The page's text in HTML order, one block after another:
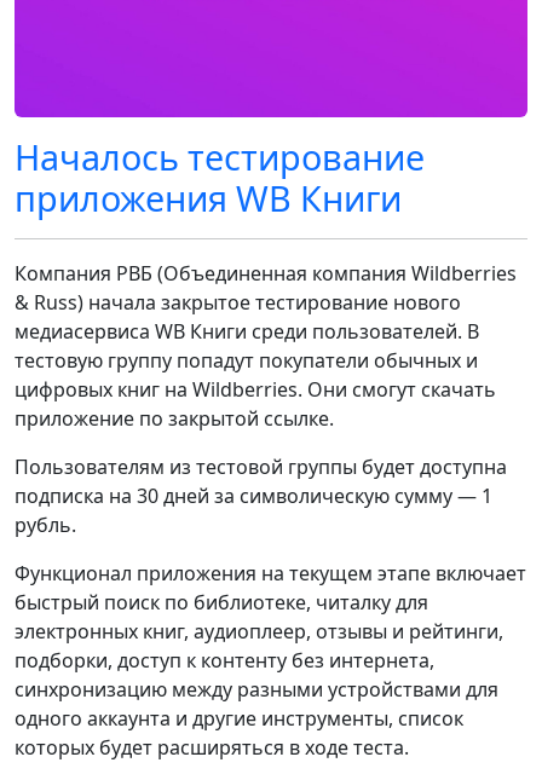
Началось тестирование
приложения WB Книги
Компания РВБ (Объединенная компания Wildberries
& Russ) начала закрытое тестирование нового
медиасервиса WB Книги среди пользователей. В
тестовую группу попадут покупатели обычных и
цифровых книг на Wildberries. Они смогут скачать
приложение по закрытой ссылке.
Пользователям из тестовой группы будет доступна
подписка на 30 дней за символическую сумму — 1
рубль.
Функционал приложения на текущем этапе включает
быстрый поиск по библиотеке, читалку для
электронных книг, аудиоплеер, отзывы и рейтинги,
подборки, доступ к контенту без интернета,
синхронизацию между разными устройствами для
одного аккаунта и другие инструменты, список
которых будет расширяться в ходе теста.